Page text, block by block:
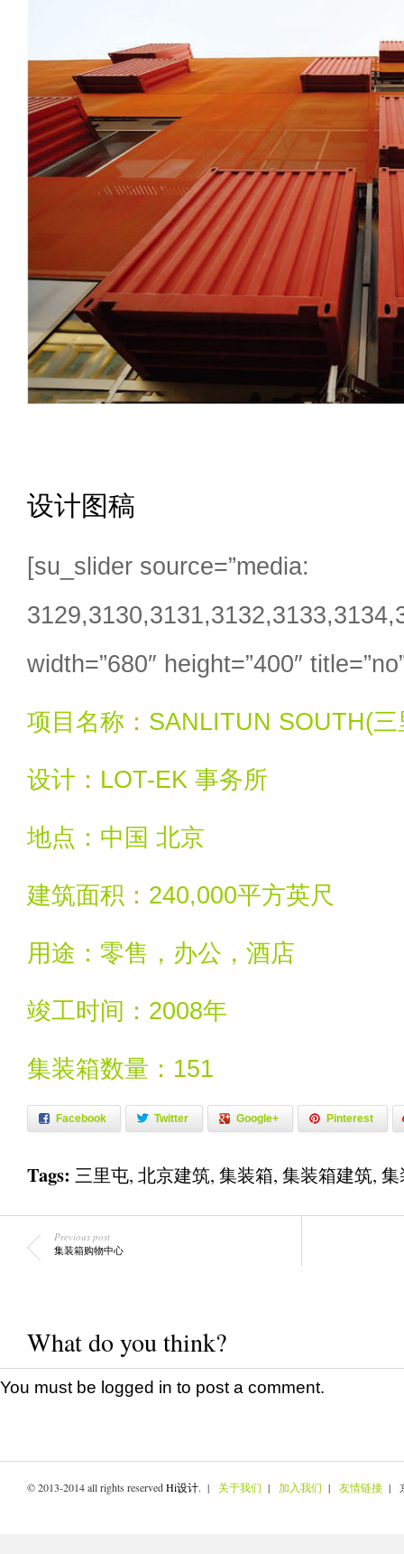
设计图稿
[su_slider source=”media:
width=”680″ height=”400″
项目名称：SANLITUN SOUTH(
设计：LOT-EK 事务所
地点：中国 北京
建筑面积：240,000平方英尺
用途：零售，办公，酒店
竣工时间：2008年
集装箱数量：151
Facebook Twitter Google+ Pinterest
Tags: 三里屯, 北京建筑, 集装箱, 集装箱建筑, 集
Previous post
集装箱购物中心
What do you think?
You must be logged in to post a comment.
© 2013-2014 all rights reservedHi设计. | 关于我们 | 加入我们 | 友情链接 |